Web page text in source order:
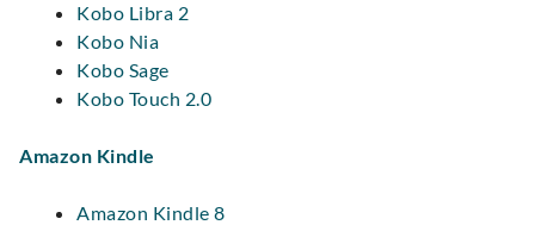
Kobo Libra 2
Kobo Nia
Kobo Sage
Kobo Touch 2.0
Amazon Kindle
Amazon Kindle 8